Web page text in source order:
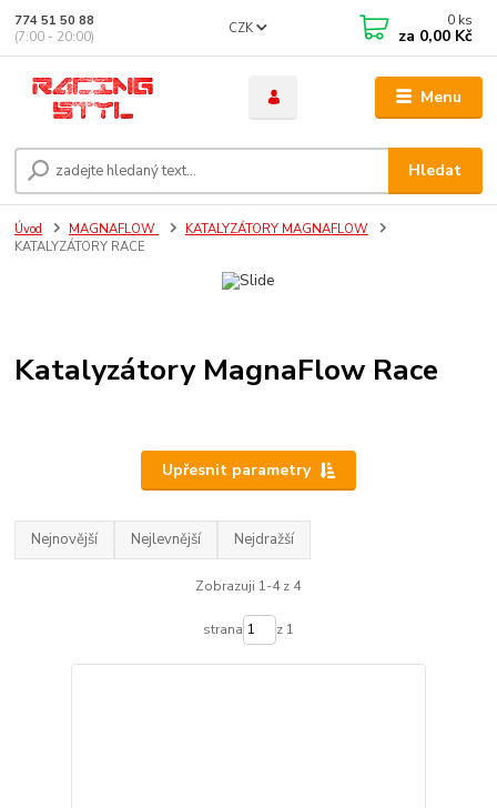
Menu
CZK
Hledat
774 51 50 88
(7:00 - 20:00)
0 ks
za 0,00 Kč
Úvod MAGNAFLOW
KATALYZÁTORY MAGNAFLOW
KATALYZÁTORY RACE
Katalyzátory MagnaFlow Race
Upřesnit parametry
Nejnovější Nejlevnější Nejdražší
Zobrazuji 1-4 z 4
strana z 1